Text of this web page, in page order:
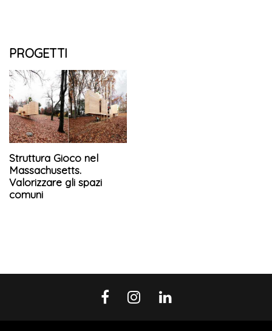
PROGETTI
Struttura Gioco nel
Massachusetts.
Valorizzare gli spazi
comuni